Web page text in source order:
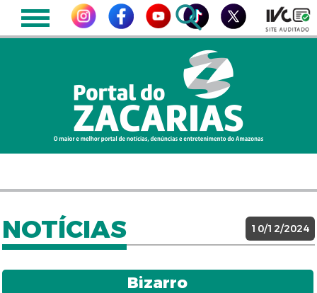
NOTÍCIAS 10/12/2024
Bizarro